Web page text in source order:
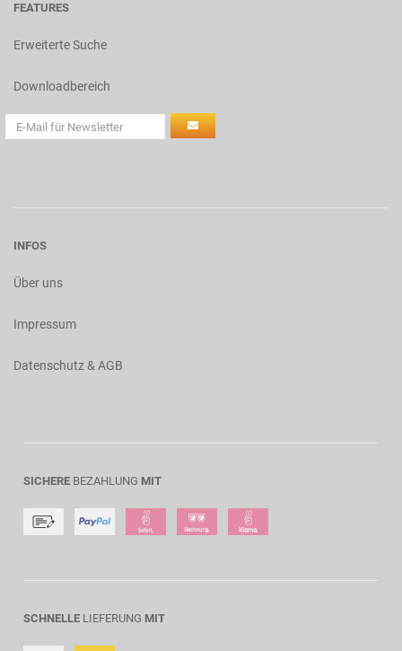
FEATURES
Erweiterte Suche
Downloadbereich
INFOS
Über uns
Impressum
Datenschutz & AGB
SICHERE BEZAHLUNG MIT
SCHNELLE LIEFERUNG MIT